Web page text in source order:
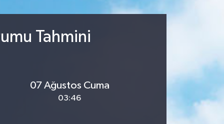
Tahmini
07 Ağustos Cuma
03:46